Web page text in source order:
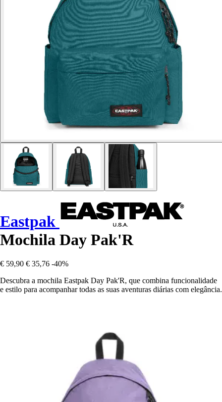
Eastpak
Mochila Day Pak'R
€ 59,90 € 35,76 -40%
Descubra a mochila Eastpak Day Pak'R, que combina funcionalidade
e estilo para acompanhar todas as suas aventuras diárias com elegância.